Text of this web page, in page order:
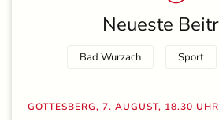
Neueste
Bad Wurzach Sport
GOTTESBERG, 7. AUGUST, 18.30 UHR